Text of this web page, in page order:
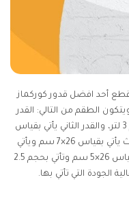
طقم أواني طهي جرانيتا المكون من 7 قطع أحد افضل قدور كوركماز
الطقم من التالي: القدر
الأول يأتي بقياس 20×10.5 سم ويأتي بحجم 3 لتر، والقدر الثاني يأتي بقياس
24×12.5 سم ويأتي بحجم 5 لتر، والقدر الثالث يأتي بقياس 26×7 سم ويأتي
بحجم 3.5 لتر، والأخير عبارة عن مقلاة تأتي بقياس 26×5 سم وتأتي بحجم 2.5
الجودة التي تأتي بها.